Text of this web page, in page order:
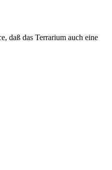
daß das Terrarium auch eine